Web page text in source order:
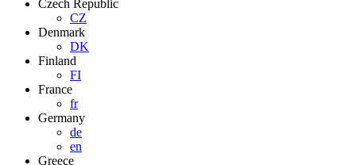
Czech Republic
CZ
Denmark
DK
Finland
FI
France
fr
Germany
de
en
Greece